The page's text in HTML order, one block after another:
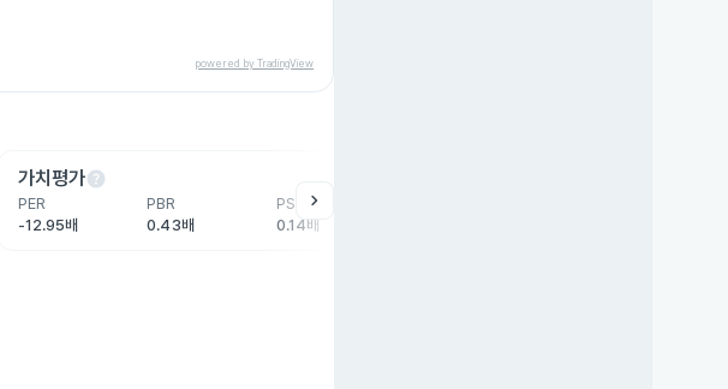
powered by TradingView
가치평가help
PER
-12.95배
PBR
0.43배
PSR
0.14배
chevron_right